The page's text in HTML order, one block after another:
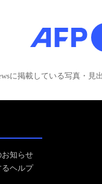
に掲載している写真・見
知らせ
ヘルプ